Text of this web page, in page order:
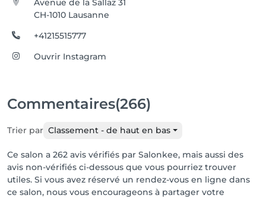
Avenue de la Sallaz 31
CH-1010 Lausanne
+41215515777
Ouvrir Instagram
Commentaires(266)
Trier par Classement - de haut en bas
Ce salon a 262 avis vérifiés par Salonkee, mais aussi des
avis non-vérifiés ci-dessous que vous pourriez trouver
utiles. Si vous avez réservé un rendez-vous en ligne dans
ce salon, nous vous encourageons à partager votre